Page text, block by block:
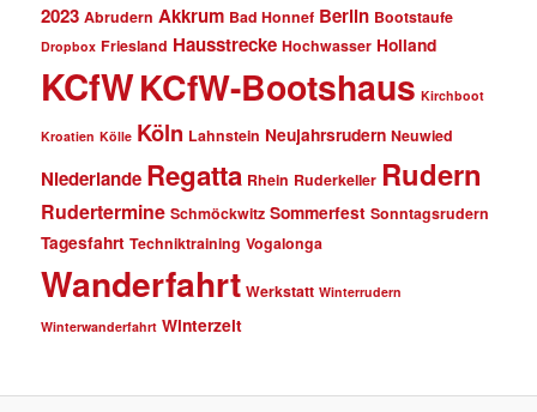
2023 Abrudern Akkrum Bad Honnef Berlin Bootstaufe
Dropbox Friesland Hausstrecke Hochwasser Holland
KCfWKCfW-Bootshaus Kirchboot
Kroatien Kölle Köln Lahnstein Neujahrsrudern Neuwied
Niederlande Regatta Rhein Ruderkeller Rudern
Rudertermine Schmöckwitz Sommerfest Sonntagsrudern
Tagesfahrt Techniktraining Vogalonga
Wanderfahrt Werkstatt Winterrudern
Winterwanderfahrt Winterzeit